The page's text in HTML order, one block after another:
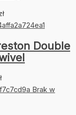
Double
Brak w